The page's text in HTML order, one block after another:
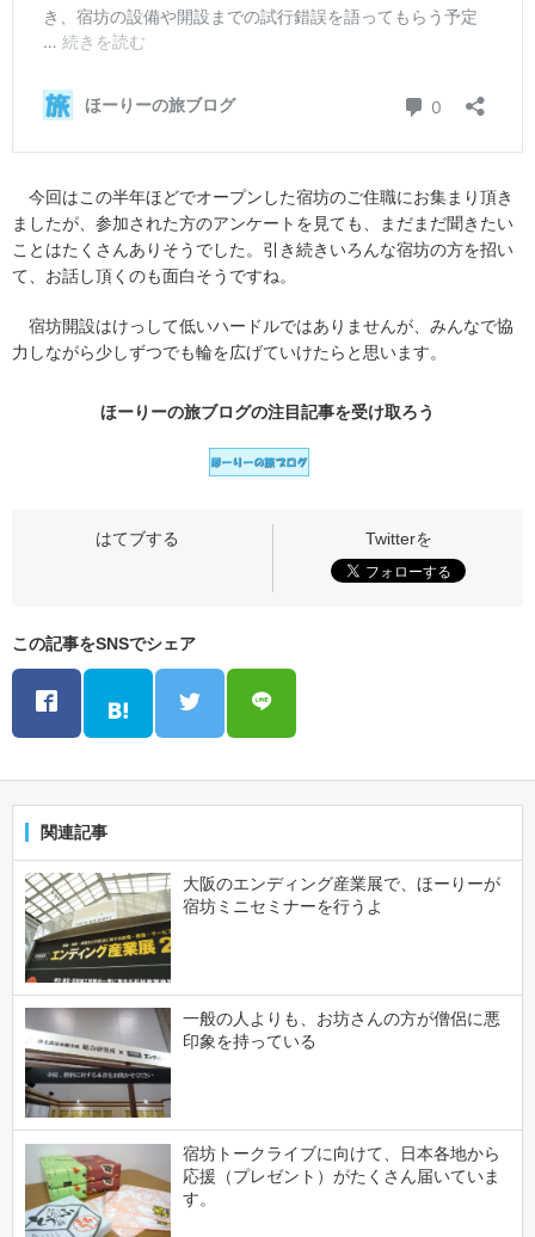
今回はこの半年ほどでオープンした宿坊のご住職にお集まり頂き
ましたが、参加された方のアンケートを見ても、まだまだ聞きたい
ことはたくさんありそうでした。引き続きいろんな宿坊の方を招い
て、お話し頂くのも面白そうですね。
宿坊開設はけっして低いハードルではありませんが、みんなで協
力しながら少しずつでも輪を広げていけたらと思います。
ほーりーの旅ブログの注目記事を受け取ろう
この記事をSNSでシェア
関連記事
大阪のエンディング産業展で、ほーりーが
宿坊ミニセミナーを行うよ
一般の人よりも、お坊さんの方が僧侶に悪
印象を持っている
宿坊トークライブに向けて、日本各地から
応援（プレゼント）がたくさん届いていま
す。